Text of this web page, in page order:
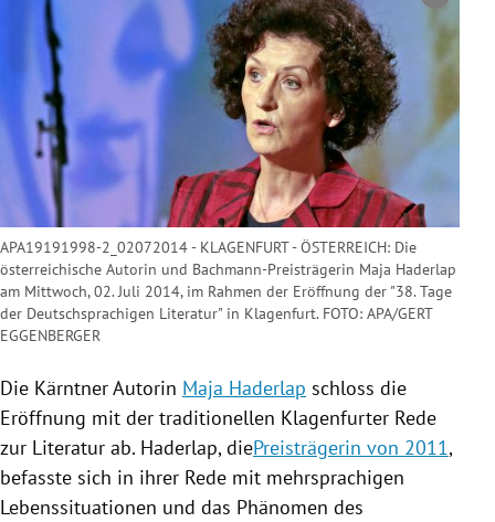
APA19191998-2_02072014 - KLAGENFURT - ÖSTERREICH: Die
österreichische Autorin und Bachmann-Preisträgerin Maja Haderlap
am Mittwoch, 02. Juli 2014, im Rahmen der Eröffnung der "38. Tage
der Deutschsprachigen Literatur" in Klagenfurt. FOTO: APA/GERT
EGGENBERGER
Die Kärntner Autorin Maja Haderlap schloss die
Eröffnung mit der traditionellen Klagenfurter Rede
zur Literatur ab. Haderlap, diePreisträgerin von 2011,
befasste sich in ihrer Rede mit mehrsprachigen
Lebenssituationen und das Phänomen des